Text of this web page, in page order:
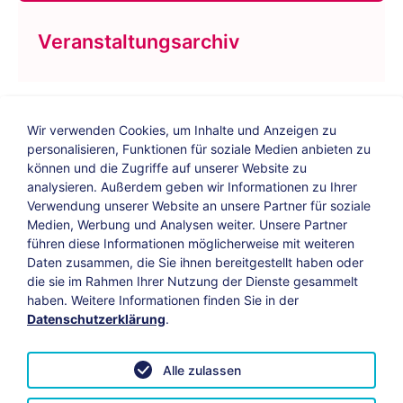
Veranstaltungsarchiv
Bildungs-Blog| Instagram| Facebook|
YouTube
Impressum Suche Datenschutz
Vertrag widerrufen
Wir verwenden Cookies, um Inhalte und Anzeigen zu
personalisieren, Funktionen für soziale Medien anbieten zu
können und die Zugriffe auf unserer Website zu
analysieren. Außerdem geben wir Informationen zu Ihrer
Verwendung unserer Website an unsere Partner für soziale
Medien, Werbung und Analysen weiter. Unsere Partner
führen diese Informationen möglicherweise mit weiteren
Daten zusammen, die Sie ihnen bereitgestellt haben oder
die sie im Rahmen Ihrer Nutzung der Dienste gesammelt
haben. Weitere Informationen finden Sie in der
Datenschutzerklärung.
Alle zulassen